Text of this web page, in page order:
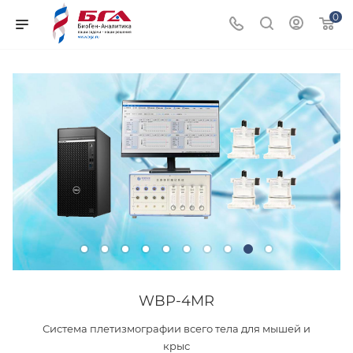
0
WBP-4MR
Система плетизмографии всего тела для мышей и
крыс